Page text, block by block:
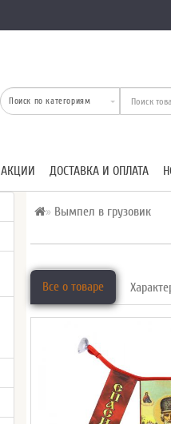
АКЦИИ ДОСТАВКА И ОПЛАТА
Вымпел в грузовик
Все о товаре